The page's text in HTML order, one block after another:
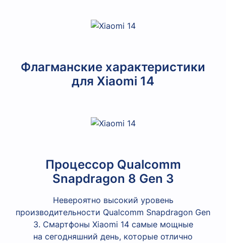
Флагманские характеристики
для Xiaomi 14
Процессор Qualcomm
Snapdragon 8 Gen 3
Невероятно высокий уровень
производительности Qualcomm Snapdragon Gen
3. Смартфоны Xiaomi 14 самые мощные
на сегодняшний день, которые отлично